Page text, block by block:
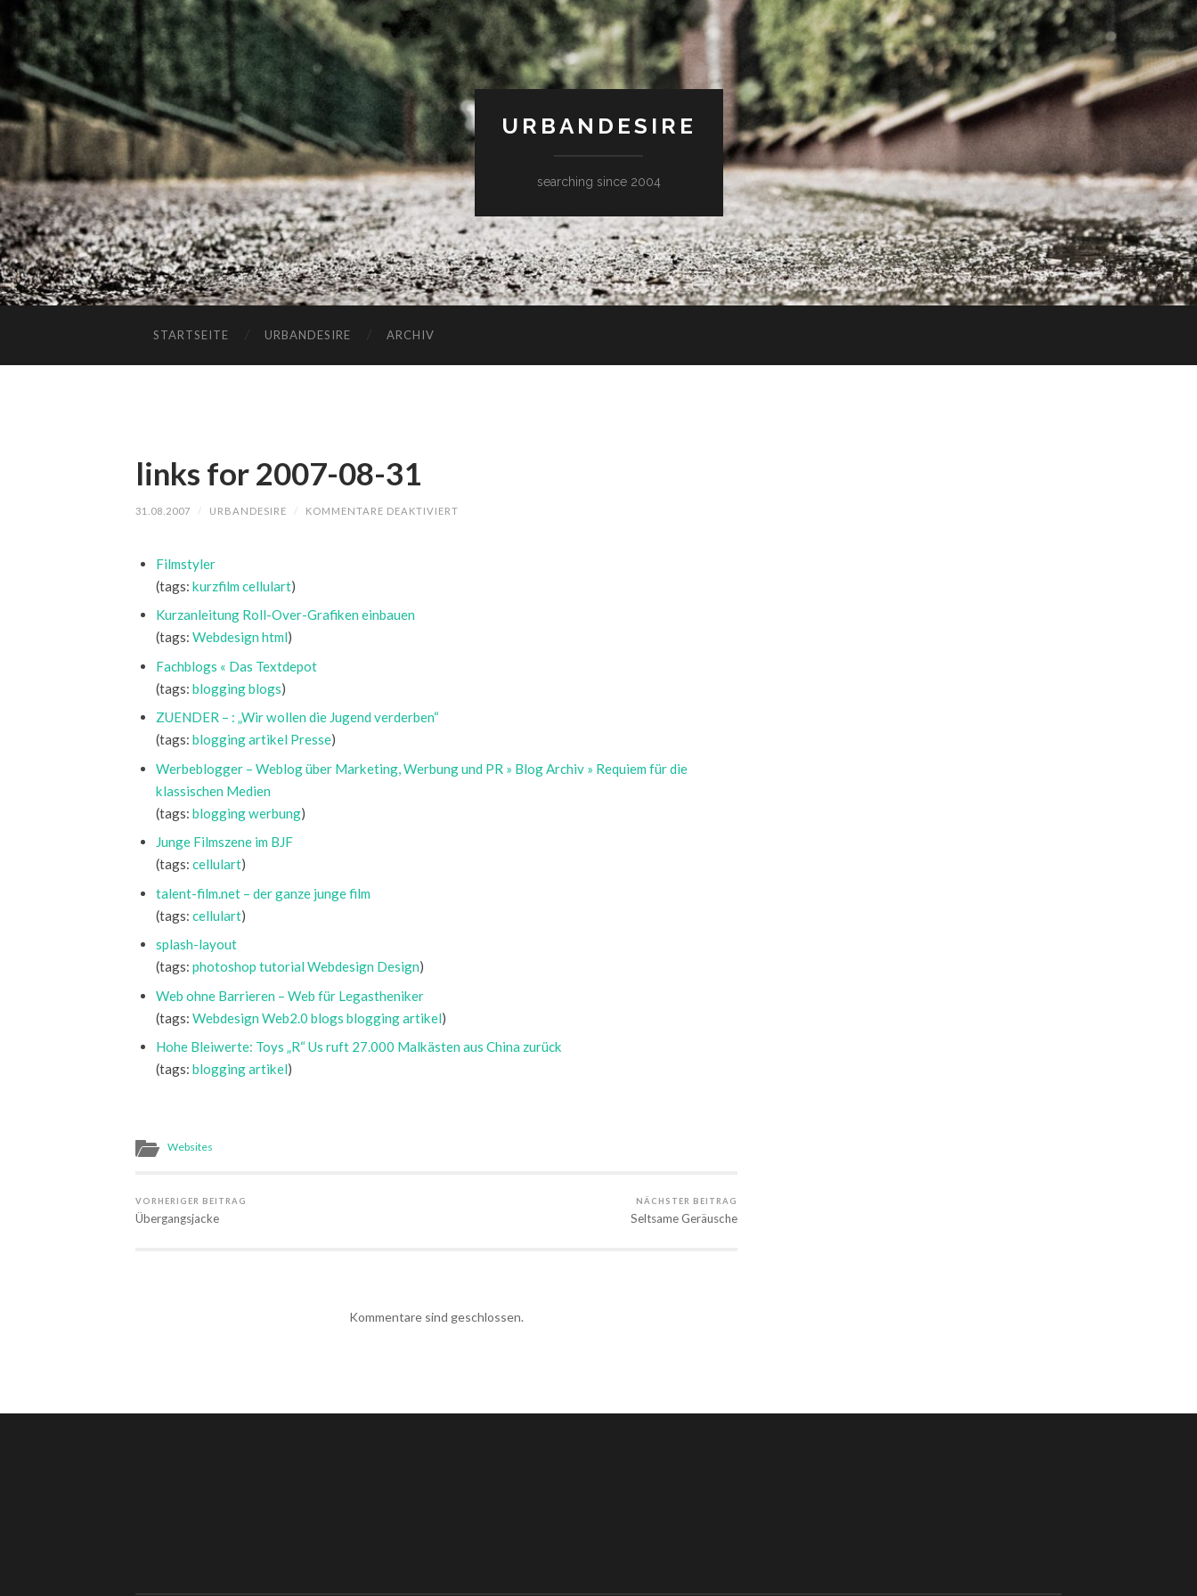
URBANDESIRE
searching since 2004
STARTSEITE URBANDESIRE ARCHIV
links for 2007-08-31
31.08.2007 / URBANDESIRE / KOMMENTARE DEAKTIVIERT
Filmstyler
(tags: kurzfilm cellulart)
Kurzanleitung Roll-Over-Grafiken einbauen
(tags: Webdesign html)
Fachblogs « Das Textdepot
(tags: bloggingblogs)
ZUENDER – : „Wir wollen die Jugend verderben“
(tags: bloggingartikel Presse)
Werbeblogger – Weblog über Marketing, Werbung und PR » Blog Archiv » Requiem für die
klassischen Medien
(tags: bloggingwerbung)
Junge Filmszene im BJF
(tags: cellulart)
talent-film.net – der ganze junge film
(tags: cellulart)
splash-layout
(tags: photoshop tutorialWebdesign Design)
Web ohne Barrieren – Web für Legastheniker
(tags: Webdesign Web2.0 blogs bloggingartikel)
Hohe Bleiwerte: Toys „R“ Us ruft 27.000 Malkästen aus China zurück
(tags: bloggingartikel)
Websites
VORHERIGER BEITRAG
Übergangsjacke
NÄCHSTER BEITRAG
Seltsame Geräusche
Kommentare sind geschlossen.